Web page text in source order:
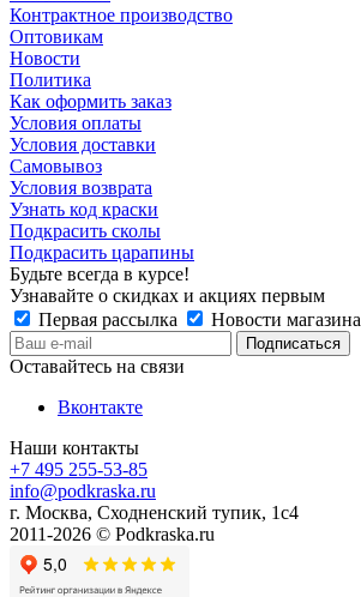
Контрактное производство
Оптовикам
Новости
Политика
Как оформить заказ
Условия оплаты
Условия доставки
Самовывоз
Условия возврата
Узнать код краски
Подкрасить сколы
Подкрасить царапины
Будьте всегда в курсе!
Узнавайте о скидках и акциях первым
Первая рассылка
Новости магазина
Оставайтесь на связи
Вконтакте
Наши контакты
+7 495 255-53-85
info@podkraska.ru
г. Москва, Сходненский тупик, 1с4
2011-2026 © Podkraska.ru